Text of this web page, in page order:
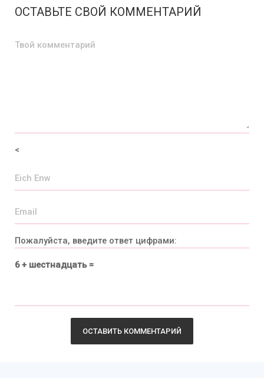
ОСТАВЬТЕ СВОЙ КОММЕНТАРИЙ
<
Пожалуйста, введите ответ цифрами:
6 + шестнадцать =